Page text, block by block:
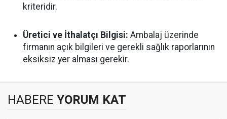
kriteridir.
Üretici ve İthalatçı Bilgisi: Ambalaj üzerinde
firmanın açık bilgileri ve gerekli sağlık raporlarının
eksiksiz yer alması gerekir.
HABERE YORUM KAT